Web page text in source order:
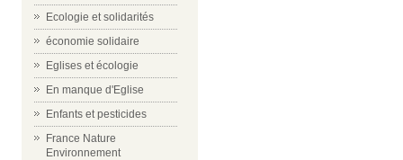
Ecologie et solidarités
économie solidaire
Eglises et écologie
En manque d'Eglise
Enfants et pesticides
France Nature
Environnement